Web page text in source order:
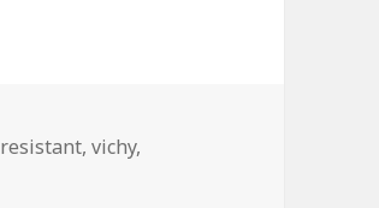
resistant,vichy,